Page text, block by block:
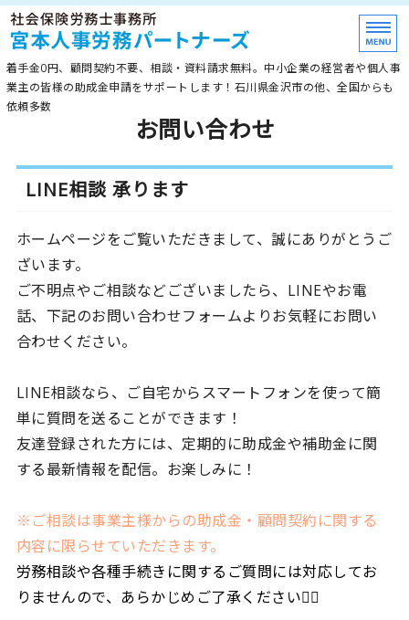
≪石川県金沢市≫助
着手金0円、顧問契約不要、相談・資料請求無料。中小企業の経営者や個人事
業主の皆様の助成金申請をサポートします！石川県金沢市の他、全国からも
依頼多数
最新助成金
事務所紹介
お問い合わせ
お問い合わせ
LINE相談 承ります
ホームページをご覧いただきまして、誠にありがとうご
ざいます。
ご不明点やご相談などございましたら、LINEやお電
話、下記のお問い合わせフォームよりお気軽にお問い
合わせください。
LINE相談なら、ご自宅からスマートフォンを使って簡
単に質問を送ることができます！
友達登録された方には、定期的に助成金や補助金に関
する最新情報を配信。お楽しみに！
※ご相談は事業主様からの助成金・顧問契約に関する
内容に限らせていただきます。
労務相談や各種手続きに関するご質問には対応してお
りませんので、あらかじめご了承ください🙇‍♀️